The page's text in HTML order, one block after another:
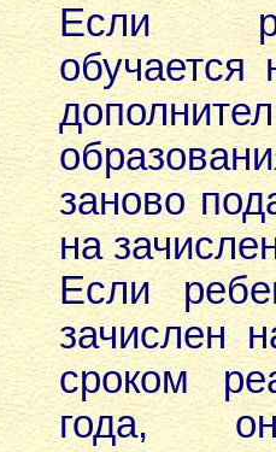
Если
обучается
заново
на
Если
зачислен
сроком
года,